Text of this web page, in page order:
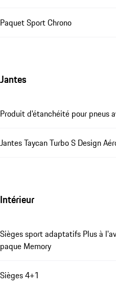
Paquet Sport Chrono
Jantes
Produit d'étanchéité pour pneus
Jantes Taycan Turbo S Design
Intérieur
Sièges sport adaptatifs Plus à
paque Memory
Sièges 4+1